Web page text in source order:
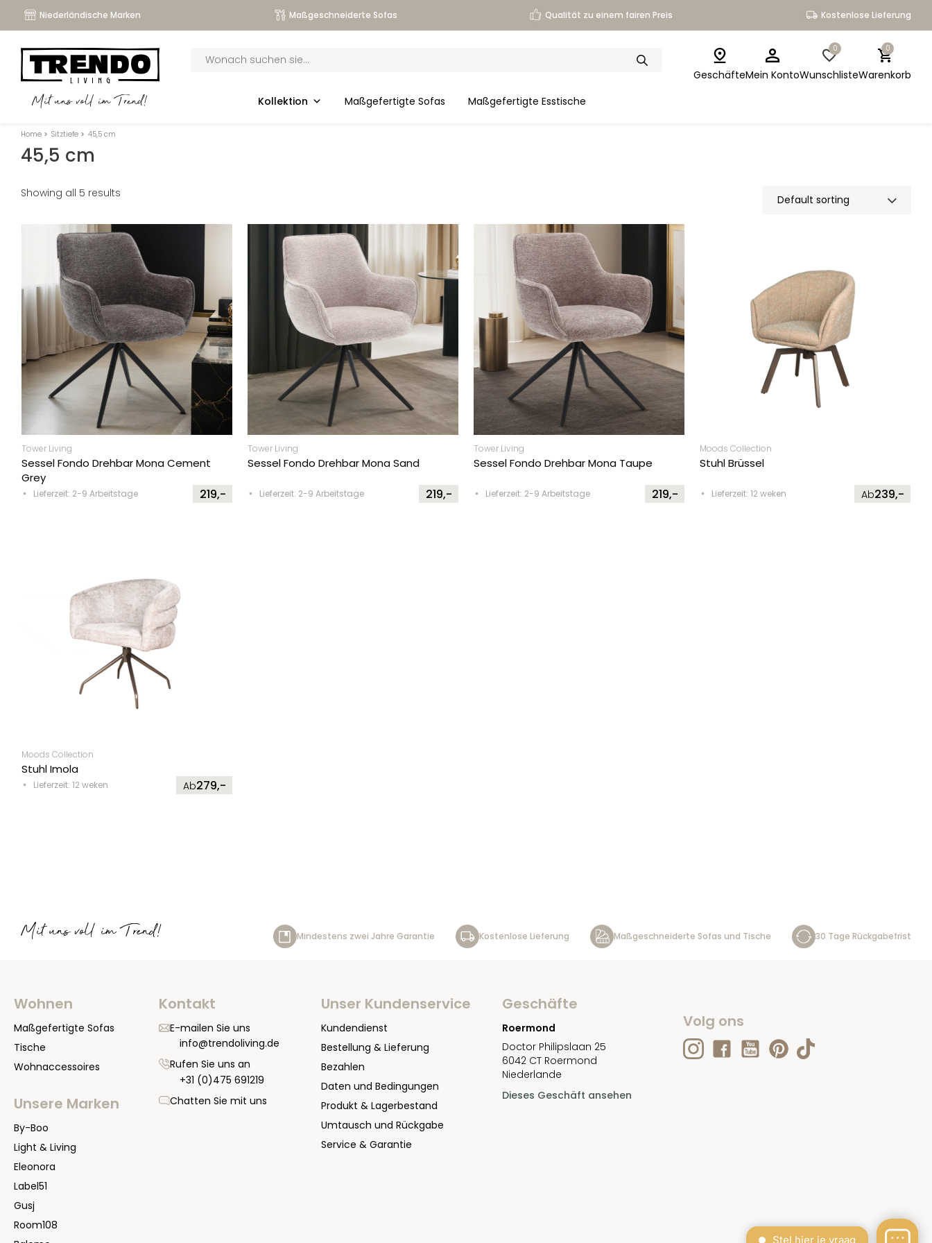
Niederländische Marken Maßgeschneiderte Sofas Qualität zu einem fairen Preis Kostenlose Lieferung
Mit uns voll im Trend!
search
Kollektion Maßgefertigte Sofas Maßgefertigte Esstische
GeschäfteMein Konto
0
Wunschliste
0
Warenkorb
Home > Sitztiefe > 45,5 cm
45,5 cm
Showing all 5 results
Tower Living
Sessel Fondo Drehbar Mona Cement
Grey
Lieferzeit: 2-9 Arbeitstage 219,-
Tower Living
Sessel Fondo Drehbar Mona Sand
Lieferzeit: 2-9 Arbeitstage 219,-
Tower Living
Sessel Fondo Drehbar Mona Taupe
Lieferzeit: 2-9 Arbeitstage 219,-
Moods Collection
Stuhl Brüssel
Lieferzeit: 12 weken Ab239,-
Moods Collection
Stuhl Imola
Lieferzeit: 12 weken Ab279,-
Mit uns voll im Trend! Mindestens zwei Jahre Garantie Kostenlose Lieferung Maßgeschneiderte Sofas und Tische 30 Tage Rückgabefrist
Wohnen
Maßgefertigte Sofas
Tische
Wohnaccessoires
Unsere Marken
By-Boo
Light & Living
Eleonora
Label51
Gusj
Room108
Kontakt
E-mailen Sie uns
info@trendoliving.de
Rufen Sie uns an
+31 (0)475 691219
Chatten Sie mit uns
Unser Kundenservice
Kundendienst
Bestellung & Lieferung
Bezahlen
Daten und Bedingungen
Produkt & Lagerbestand
Umtausch und Rückgabe
Service & Garantie
Geschäfte
Roermond
Doctor Philipslaan 25
6042 CT Roermond
Niederlande
Dieses Geschäft ansehen
Volg ons